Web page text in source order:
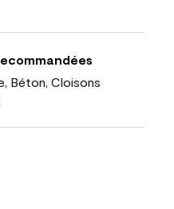
Béton, Cloisons